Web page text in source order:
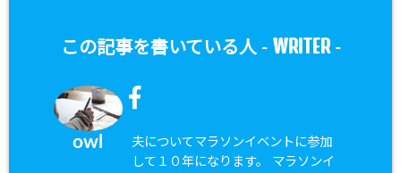
この記事を書いている人 - WRITER-
owl
夫についてマラソンイベントに参加
して１０年になります。 マラソンイ